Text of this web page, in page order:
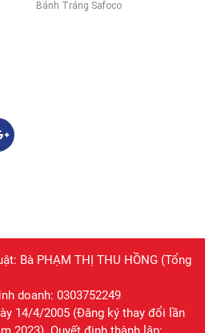
Bánh Tráng Safoco
Bà PHẠM THỊ THU HỒNG (Tổng
doanh: 0303752249
14/4/2005 (Đăng ký thay đổi lần